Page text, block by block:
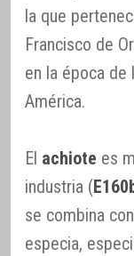
la que
Francisco de
en la época de
América.
El achiote es
industria (
se combina
especia,